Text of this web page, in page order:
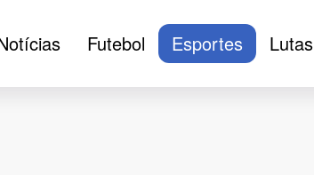
Futebol Esportes Lutas